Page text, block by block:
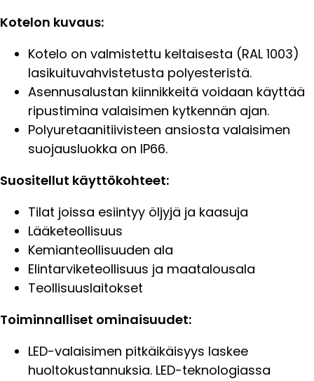
Kotelon kuvaus:
Kotelo on valmistettu keltaisesta (RAL 1003)
lasikuituvahvistetusta polyesteristä.
Asennusalustan kiinnikkeitä voidaan käyttää
ripustimina valaisimen kytkennän ajan.
Polyuretaanitiivisteen ansiosta valaisimen
suojausluokka on IP66.
Suositellut käyttökohteet:
Tilat joissa esiintyy öljyjä ja kaasuja
Lääketeollisuus
Kemianteollisuuden ala
Elintarviketeollisuus ja maatalousala
Teollisuuslaitokset
Toiminnalliset ominaisuudet:
LED-valaisimen pitkäikäisyys laskee
huoltokustannuksia. LED-teknologiassa